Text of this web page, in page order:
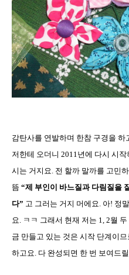
감탄사를 연발하며 한참 구경을 하
저한테 오더니 2011 년에 다시 시
시는 거지요 전 할까 말까를 고민
뜸 “제 부인이 바느질과 다림질을
다” 고 그러는 거지 머에요 아! 정
요
ㅋㅋ 그래서 현재 저는 1, 2월
금 만들고 있는 것은 시작 단계이
하고요 다 완성되면 한 번 보여드